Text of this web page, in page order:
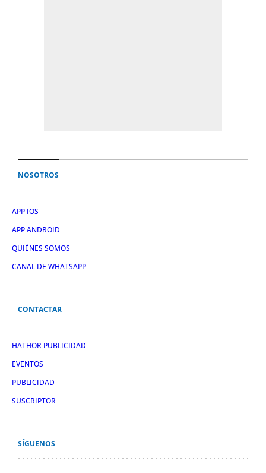
NOSOTROS
APP IOS
APP ANDROID
QUIÉNES SOMOS
CANAL DE WHATSAPP
CONTACTAR
HATHOR PUBLICIDAD
EVENTOS
PUBLICIDAD
SUSCRIPTOR
SÍGUENOS